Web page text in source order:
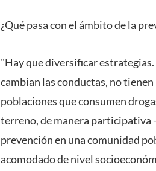
¿Qué pasa con el ámbito de la
"Hay que diversificar estrategias.
cambian las conductas, no
poblaciones que consumen
terreno, de manera participativa
prevención en una comunidad
acomodado de nivel